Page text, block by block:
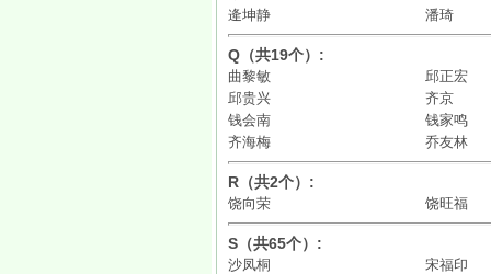
逄坤静
潘琦
Q（共19个）:
曲黎敏
邱正宏
邱贵兴
齐京
钱会南
钱家鸣
齐海梅
乔友林
R（共2个）:
饶向荣 饶旺福
S（共65个）:
沙凤桐
宋福印